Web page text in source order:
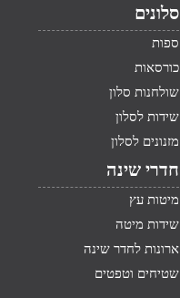
סלונים
ספות
כורסאות
שולחנות סלון
שידות לסלון
מזנונים לסלון
חדרי שינה
מיטות עץ
שידות מיטה
ארונות לחדר שינה
שטיחים וטפטים